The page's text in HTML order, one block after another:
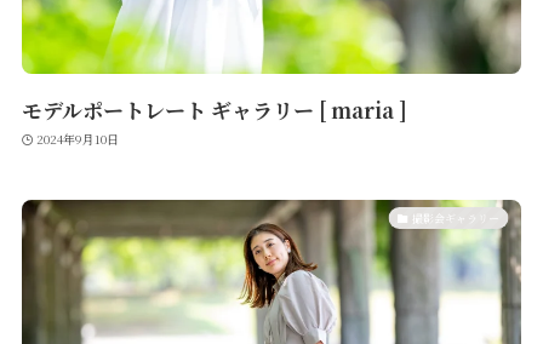
モデルポートレート ギャラリー [ maria ]
2024年9月10日
撮影会ギャラリー